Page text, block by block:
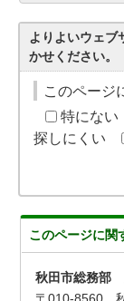
よりよいウェブ
かせください。
このページ
特にない
探しにくい
このページに関
秋田市総務部